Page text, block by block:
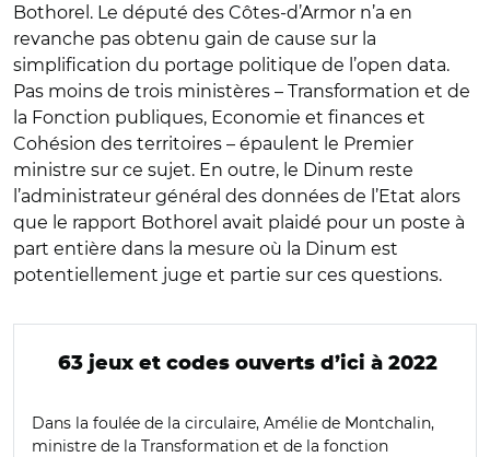
Bothorel. Le député des Côtes-d’Armor n’a en
revanche pas obtenu gain de cause sur la
simplification du portage politique de l’open data.
Pas moins de trois ministères – Transformation et de
la Fonction publiques, Economie et finances et
Cohésion des territoires – épaulent le Premier
ministre sur ce sujet. En outre, le Dinum reste
l’administrateur général des données de l’Etat alors
que le rapport Bothorel avait plaidé pour un poste à
part entière dans la mesure où la Dinum est
potentiellement juge et partie sur ces questions.
63 jeux et codes ouverts d’ici à 2022
Dans la foulée de la circulaire, Amélie de Montchalin,
ministre de la Transformation et de la fonction